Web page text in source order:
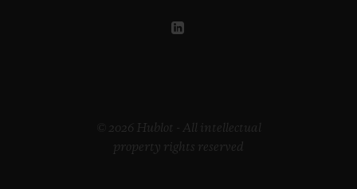
© 2026 Hublot - All intellectual
property rights reserved